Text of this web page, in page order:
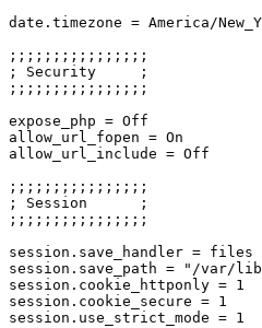
date.timezone = America/
;;;;;;;;;;;;;;;;
; Security     ;
;;;;;;;;;;;;;;;;
expose_php = Off
allow_url_fopen = On
allow_url_include = Off
;;;;;;;;;;;;;;;;
; Session      ;
;;;;;;;;;;;;;;;;
session.save_handler = files
session.save_path = "/var/
session.cookie_httponly = 1
session.cookie_secure = 1
session.use_strict_mode = 1